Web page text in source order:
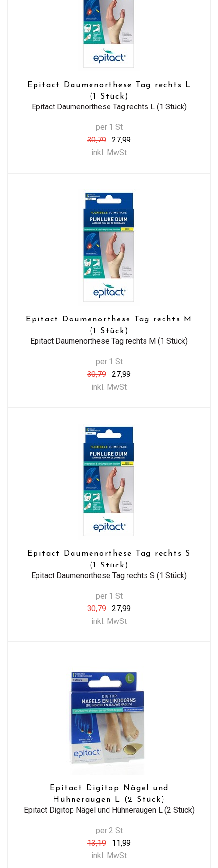
Epitact Daumenorthese Tag rechts L
(1 Stück)
Epitact Daumenorthese Tag rechts L (1 Stück)
per 1 St
30,79
27,99
inkl. MwSt
Epitact Daumenorthese Tag rechts M
(1 Stück)
Epitact Daumenorthese Tag rechts M (1 Stück)
per 1 St
30,79
27,99
inkl. MwSt
Epitact Daumenorthese Tag rechts S
(1 Stück)
Epitact Daumenorthese Tag rechts S (1 Stück)
per 1 St
30,79
27,99
inkl. MwSt
Epitact Digitop Nägel und
Hühneraugen L (2 Stück)
Epitact Digitop Nägel und Hühneraugen L (2 Stück)
per 2 St
13,19
11,99
inkl. MwSt